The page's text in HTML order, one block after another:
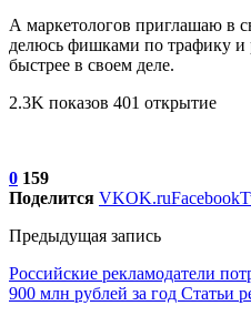
А маркетологов приглашаю в
делюсь фишками по трафику и
быстрее в своем деле.
2.3K показов 401 открытие
0 159
Поделится VKOK.ruFacebook
Предыдущая запись
Российские рекламодатели
900 млн рублей за год Статьи